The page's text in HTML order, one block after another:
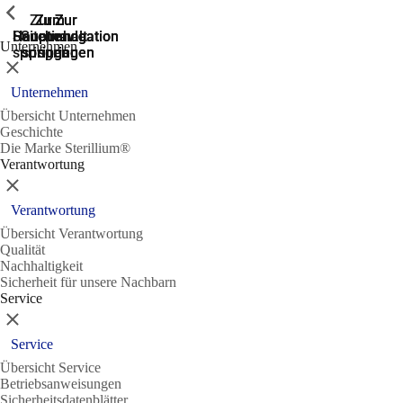
Zur
Suche
springen
Zur
Hauptnavigation
springen
Zur
Hauptnavigation
springen
Zum
Hauptinhalt
springen
Zum
Seitenende
springen
Unternehmen
Zeige vorherige
Schließen
Unternehmen
Übersicht Unternehmen
Geschichte
Die Marke Sterillium®
Verantwortung
Zeige vorherige
Schließen
Verantwortung
Übersicht Verantwortung
Qualität
Nachhaltigkeit
Sicherheit für unsere Nachbarn
Service
Zeige vorherige
Schließen
Service
Übersicht Service
Betriebsanweisungen
Sicherheitsdatenblätter